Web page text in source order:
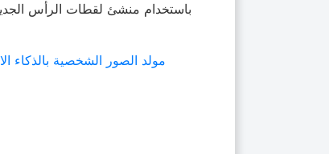
باستخدام منشئ لقطات الرأس
مولد الصور الشخصية بالذكاء